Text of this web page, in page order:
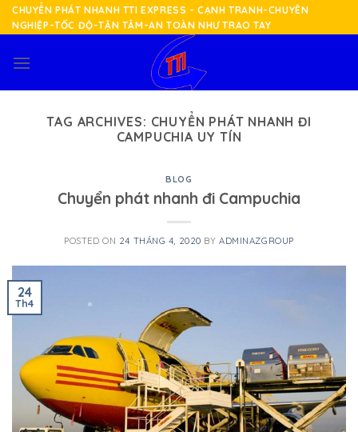
Skip
to
CHUYỂN PHÁT NHANH TTI EXPRESS - CẠNH TRANH-CHUYÊN
NGHIỆP-TỐC ĐỘ-TẬN TÂM-AN TOÀN NHƯ TRAO TAY
TAG ARCHIVES: CHUYỂN PHÁT NHANH ĐI
CAMPUCHIA UY TÍN
BLOG
Chuyển phát nhanh đi Campuchia
POSTED ON 24 THÁNG 4, 2020 BYADMINAZGROUP
24
Th4